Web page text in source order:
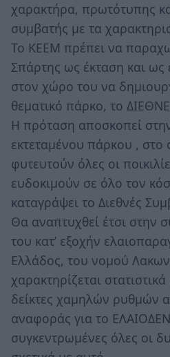
χαρακτήρα, πρωτότυπης
συμβατής με τα
Το ΚΕΕΜ πρέπει να
Σπάρτης ως έκταση και ως
στον χώρο του να
θεματικό πάρκο, το
Η πρόταση αποσκοπεί
εκτεταμένου πάρκου ,
φυτευτούν όλες οι
ευδοκιμούν σε όλο τον
καταγράψει το Διεθνές
Θα αναπτυχθεί έτσι στην
του κατ’ εξοχήν
Ελλάδος, του νομού
χαρακτηρίζεται
δείκτες χαμηλών ρυθμών
αναφοράς για το
συγκεντρωμένες όλες οι